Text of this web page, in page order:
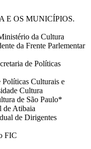
E OS MUNICÍPIOS.
da Cultura
da Frente Parlementar
de Políticas
Culturais e
Cultura
de São Paulo*
de Atibaia
de Dirigentes
FIC